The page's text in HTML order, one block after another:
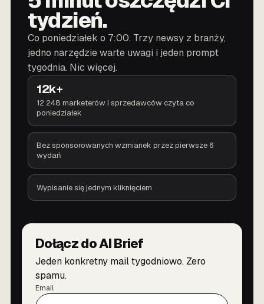
tydzień.
Co poniedziałek o 7:00. Trzy newsy z branży,
jedno narzędzie warte uwagi i jeden prompt
tygodnia. Nic więcej.
12k+
12 248 marketerów i sprzedawców czyta co
poniedziałek
Bez sponsorowanych wzmianek przez pierwsze 6
wydań
Wypisanie się jednym kliknięciem
Dołącz do AI Brief
Jeden konkretny mail tygodniowo. Zero
spamu.
Email